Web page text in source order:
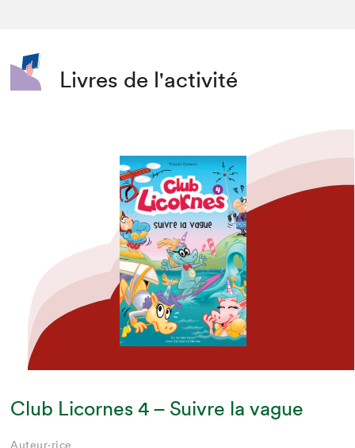
Livres de l'activité
Club Licornes 4 – Suivre la vague
Auteur·rice